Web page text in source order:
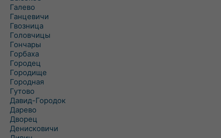
Галево
Ганцевичи
Гвозница
Головчицы
Гончары
Горбаха
Городец
Городище
Городная
Гутово
Давид-Городок
Дарево
Дворец
Денисковичи